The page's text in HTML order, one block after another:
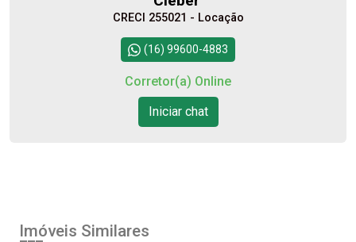
Continuar
CRECI 255021 - Locação
(16) 99600-4883
Corretor(a) Online
Iniciar chat
Imóveis Similares